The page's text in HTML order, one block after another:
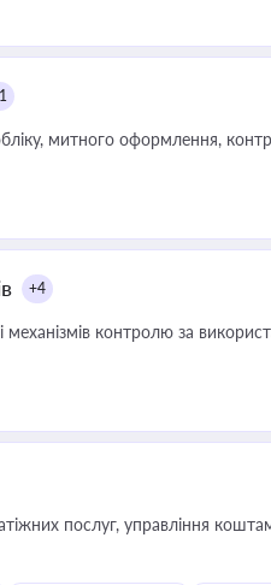
митного оформлення,
+4
контролю за
платежів та дотримання